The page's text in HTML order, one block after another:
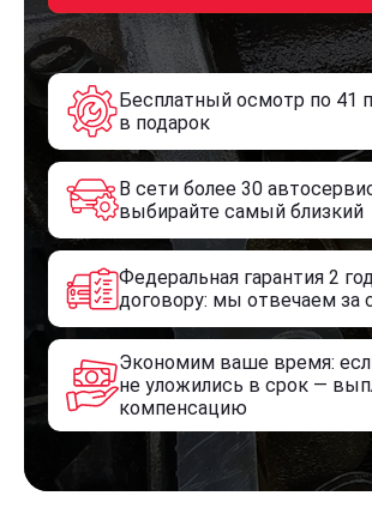
Бесплатный осмотр по 41
в подарок
В сети более 30
выбирайте самый близкий
Федеральная гарантия 2
договору: мы отвечаем за
Экономим ваше время:
не уложились в срок —
компенсацию